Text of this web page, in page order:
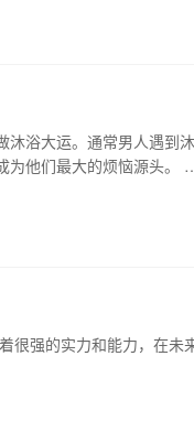
沐浴大运。通常男人遇到沐
为他们最大的烦恼源头。
很强的实力和能力，在未